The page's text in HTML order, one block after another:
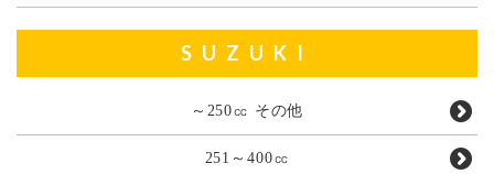
SUZUKI
～250㏄ その他
251～400㏄